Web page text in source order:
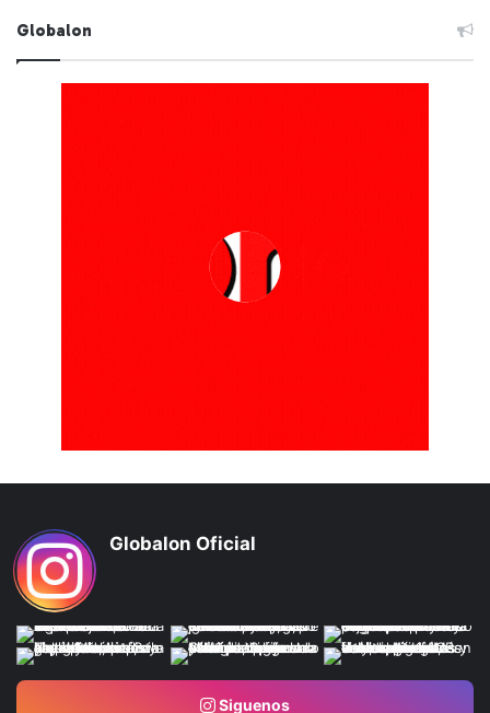
Globalon
Globalon Oficial
Siguenos